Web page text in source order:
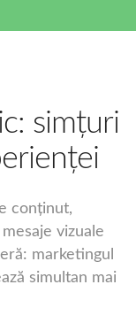
simțuri
conținut,
vizuale
marketingul
simultan mai